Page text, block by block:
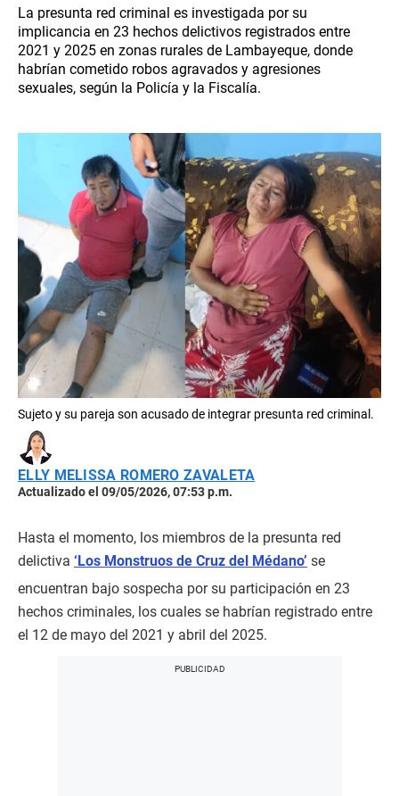
La presunta red criminal es investigada por su
implicancia en 23 hechos delictivos registrados entre
2021 y 2025 en zonas rurales de Lambayeque, donde
habrían cometido robos agravados y agresiones
sexuales, según la Policía y la Fiscalía.
Sujeto y su pareja son acusado de integrar presunta red criminal.
ELLY MELISSA ROMERO ZAVALETA
Actualizado el 09/05/2026, 07:53 p.m.
Hasta el momento, los miembros de la presunta red
delictiva ‘Los Monstruos de Cruz del Médano’ se
encuentran bajo sospecha por su participación en 23
hechos criminales, los cuales se habrían registrado entre
el 12 de mayo del 2021 y abril del 2025.